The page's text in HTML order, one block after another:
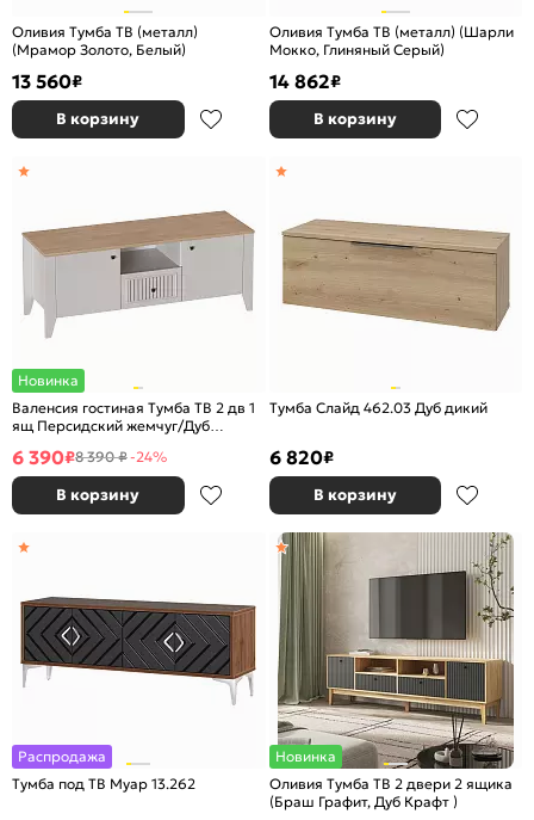
Оливия Тумба ТВ (металл)
(Мрамор Золото, Белый)
13 560₽
В корзину
Оливия Тумба ТВ (металл) (Шарли
Мокко, Глиняный Серый)
14 862₽
В корзину
Новинка
Валенсия гостиная Тумба ТВ 2 дв 1
ящ Персидский жемчуг/Дуб
6 390₽8 390 ₽-24%
В корзину
Тумба Слайд 462.03 Дуб дикий
6 820₽
В корзину
Распродажа
Тумба под ТВ Муар 13.262
Новинка
Оливия Тумба ТВ 2 двери 2 ящика
(Браш Графит, Дуб Крафт )